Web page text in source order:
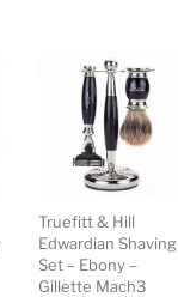
Truefitt & Hill
Edwardian Shaving
Set – Ebony –
Gillette Mach3